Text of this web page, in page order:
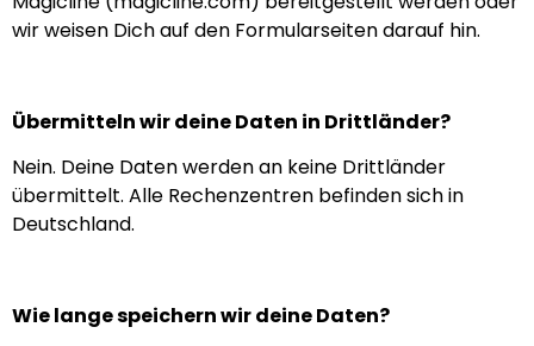
wir weisen Dich auf den Formularseiten darauf hin.
Übermitteln wir deine Daten in Drittländer?
Nein. Deine Daten werden an keine Drittländer
übermittelt. Alle Rechenzentren befinden sich in
Deutschland.
Wie lange speichern wir deine Daten?